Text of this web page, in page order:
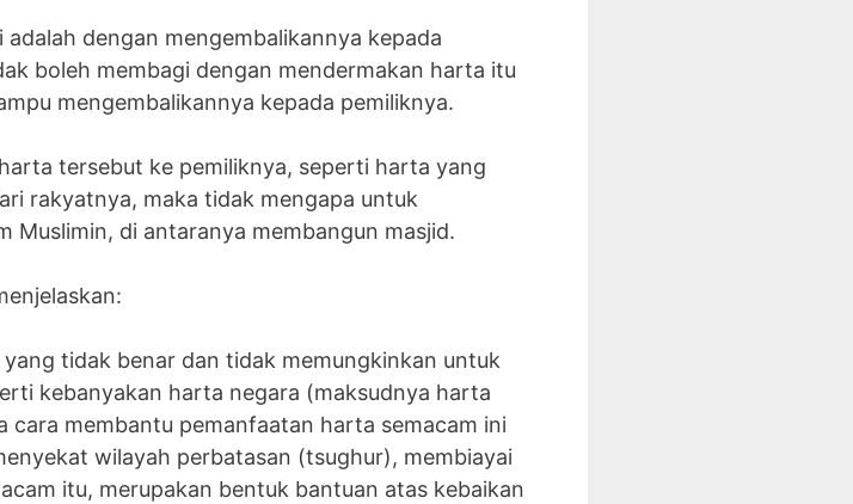
dengan mengembalikannya kepada
boleh membagi dengan mendermakan harta itu
mengembalikannya kepada pemiliknya.
tersebut ke pemiliknya, seperti harta yang
rakyatnya, maka tidak mengapa untuk
Muslimin, di antaranya membangun masjid.
tidak benar dan tidak memungkinkan untuk
kebanyakan harta negara (maksudnya harta
cara membantu pemanfaatan harta semacam ini
wilayah perbatasan (tsughur), membiayai
itu, merupakan bentuk bantuan atas kebaikan